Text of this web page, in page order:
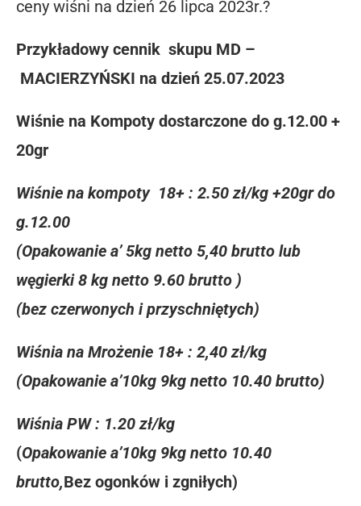
ceny wiśni na dzień 26 lipca 2023r.?
Przykładowy cennik skupu MD –
MACIERZYŃSKI na dzień 25.07.2023
Wiśnie na Kompoty dostarczone do g.12.00 +
20gr
Wiśnie na kompoty 18+ : 2.50 zł/kg +20gr do
g.12.00
(Opakowanie a’ 5kg netto 5,40 brutto lub
węgierki 8 kg netto 9.60 brutto )
(bez czerwonych i przyschniętych)
Wiśnia na Mrożenie 18+ : 2,40 zł/kg
(Opakowanie a’10kg 9kg netto 10.40 brutto)
Wiśnia PW : 1.20 zł/kg
(Opakowanie a’10kg 9kg netto 10.40
brutto,Bez ogonków i zgniłych)